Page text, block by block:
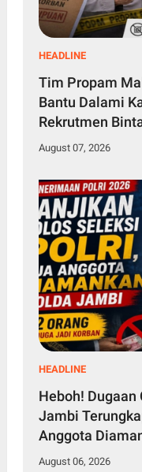
HEADLINE
Tim Propam
Bantu Dalami
Rekrutmen
August 07, 2026
HEADLINE
Heboh!
Jambi
Anggota
August 06, 2026